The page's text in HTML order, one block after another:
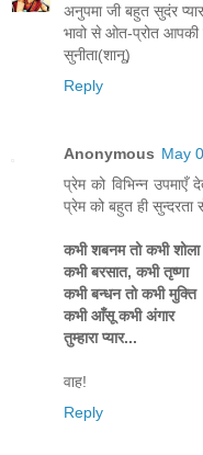
अनुपमा जी बहुत सुदंर प्यार
भावो से ओत-प्रोत आपकी
सुनीता(शानू)
Reply
Anonymous May
प्रेम को विभिन्न उपमाएँ
प्रेम को बहुत ही
कभी शबनम तो कभी शोला
कभी बरसात, कभी तृष्णा
कभी बन्धन तो कभी मुक्ति
कभी आँसू कभी अंगार
तुम्हारा प्यार...
वाह!
Reply